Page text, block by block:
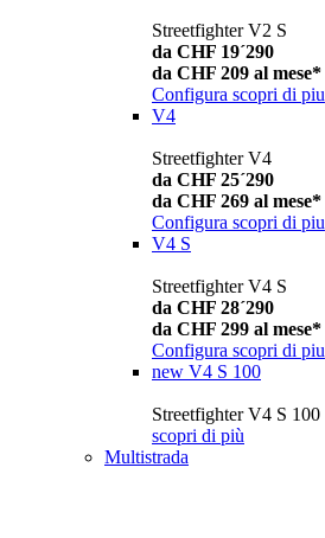
Streetfighter V2 S
da CHF 19´290
da CHF 209 al mese*
Configura scopri di piu
V4
Streetfighter V4
da CHF 25´290
da CHF 269 al mese*
Configura scopri di piu
V4 S
Streetfighter V4 S
da CHF 28´290
da CHF 299 al mese*
Configura scopri di piu
new V4 S 100
Streetfighter V4 S 100
scopri di più
Multistrada